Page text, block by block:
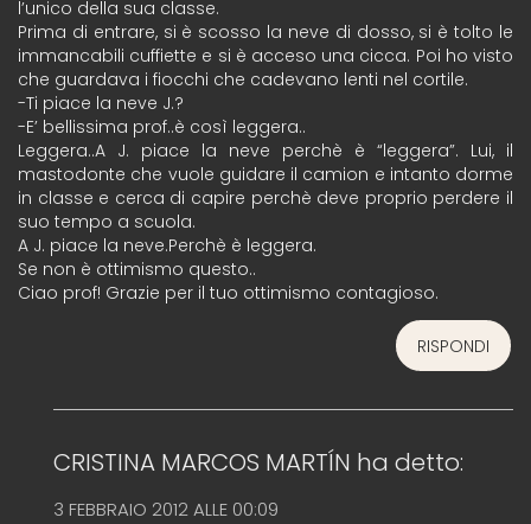
l’unico della sua classe.
Prima di entrare, si è scosso la neve di dosso, si è tolto le
immancabili cuffiette e si è acceso una cicca. Poi ho visto
che guardava i fiocchi che cadevano lenti nel cortile.
-Ti piace la neve J.?
-E’ bellissima prof..è così leggera..
Leggera..A J. piace la neve perchè è “leggera”. Lui, il
mastodonte che vuole guidare il camion e intanto dorme
in classe e cerca di capire perchè deve proprio perdere il
suo tempo a scuola.
A J. piace la neve.Perchè è leggera.
Se non è ottimismo questo..
Ciao prof! Grazie per il tuo ottimismo contagioso.
RISPONDI
CRISTINA MARCOS MARTÍN ha detto:
3 FEBBRAIO 2012 ALLE 00:09